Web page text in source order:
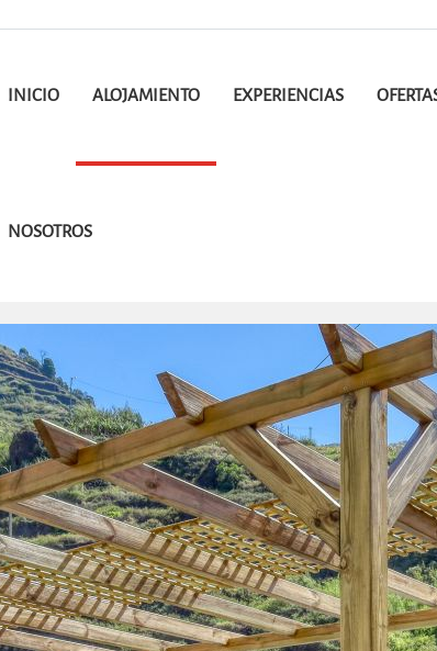
INICIO ALOJAMIENTO EXPERIENCIAS
NOSOTROS